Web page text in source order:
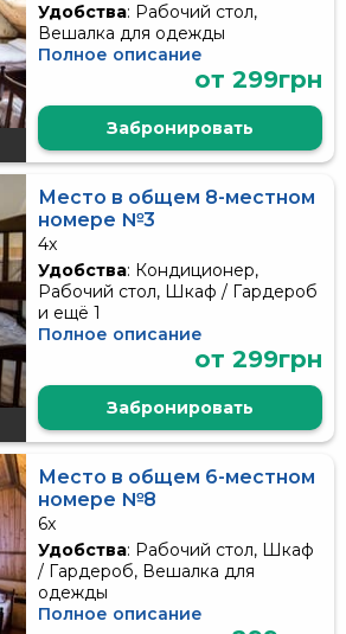
Удобства: Рабочий стол,
Вешалка для одежды
Полное описание
от 299грн
Забронировать
Место в общем 8-местном
номере №3
4x
Удобства: Кондиционер,
Рабочий стол, Шкаф / Гардероб
и ещё 1
Полное описание
от 299грн
Забронировать
Место в общем 6-местном
номере №8
6x
Удобства: Рабочий стол, Шкаф
/ Гардероб, Вешалка для
одежды
Полное описание